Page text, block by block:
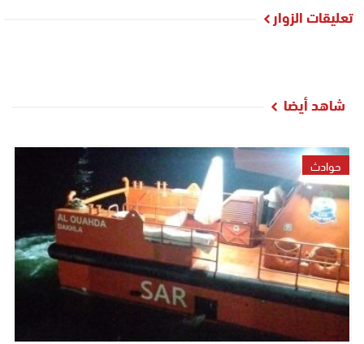
تعليقات الزوار
شاهد أيضا
حوادث